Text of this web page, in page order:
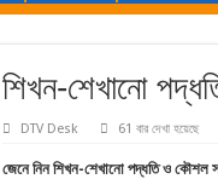
শিখন-শেখানো
DTV Desk 61 বার দেখা হয়েছে
জেনে নিন শিখন-শেখানো পদ্ধতি ও কৌশল